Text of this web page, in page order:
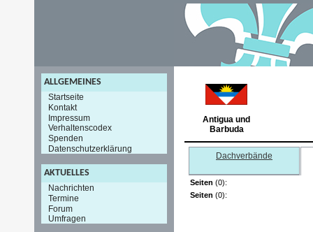
ALLGEMEINES
Startseite
Kontakt
Impressum
Verhaltenscodex
Spenden
Datenschutzerklärung
AKTUELLES
Nachrichten
Termine
Forum
Umfragen
Antigua und
Barbuda
Dachverbände
Seiten (0):
Seiten (0):